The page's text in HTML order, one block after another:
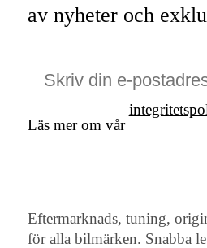
av nyheter och
Läs mer om vår
Eftermarknads, tuning,
för alla bilmärken. Snabba